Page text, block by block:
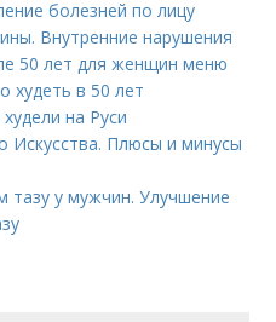
болезней по лицу
Внутренние нарушения
50 лет для женщин меню
худеть в 50 лет
на Руси
Искусства. Плюсы и минусы
у мужчин. Улучшение